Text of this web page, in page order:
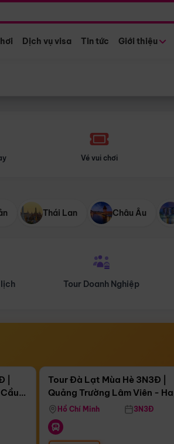
Dịch vụ visa Tin tức Giới thiệu
Vé vui chơi
Thái Lan Châu Âu
Du lịch Hành Hương
|
Còn03 ngày 14:59:27
Tour Đà Lạt Mùa Hè 3N3Đ |
Quảng Trường Lâm Viên -
Hill - Puppy Farm
Hồ Chí Minh 3N3Đ